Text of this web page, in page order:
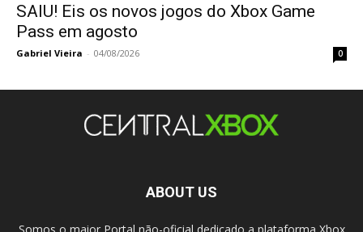
SAIU! Eis os novos jogos do Xbox Game
Pass em agosto
Gabriel Vieira - 04/08/2026 0
ABOUT US